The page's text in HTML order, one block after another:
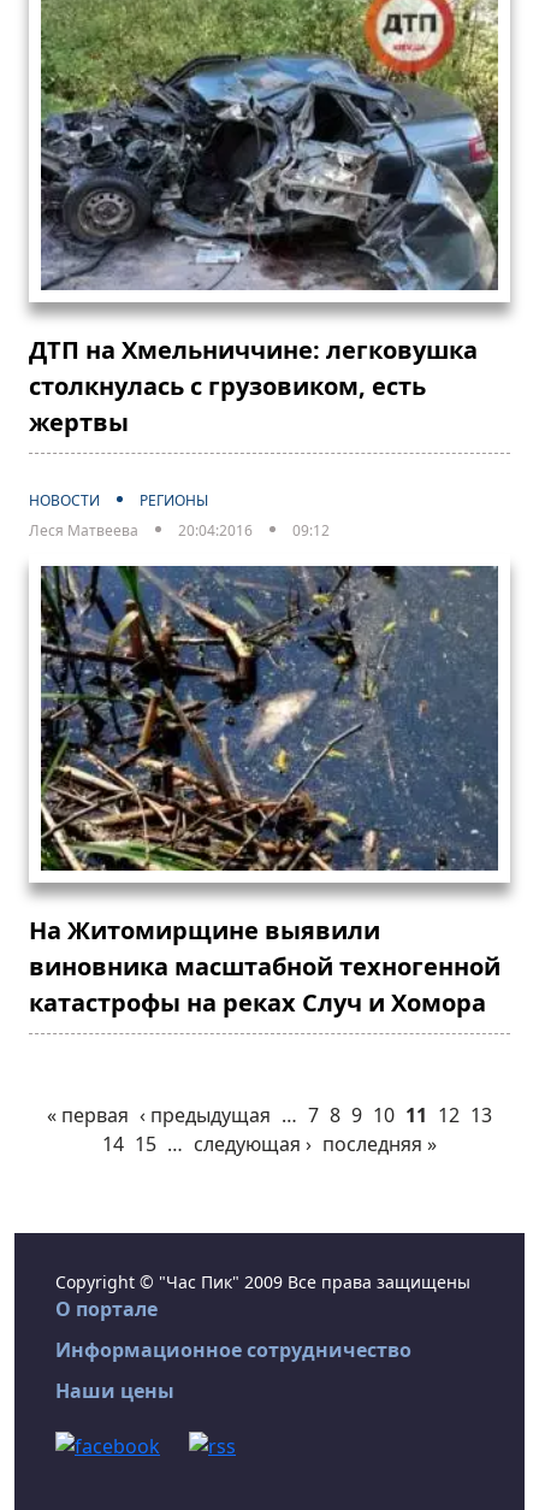
ДТП на Хмельниччине: легковушка
столкнулась с грузовиком, есть
жертвы
НОВОСТИ
РЕГИОНЫ
Леся Матвеева
20:04:2016 09:12
На Житомирщине выявили
виновника масштабной техногенной
катастрофы на реках Случ и Хомора
« первая ‹ предыдущая … 7 8 9 10 11 12 13
14 15 … следующая › последняя »
Copyright © "Час Пик" 2009 Все права защищены
О портале
Информационное сотрудничество
Наши цены